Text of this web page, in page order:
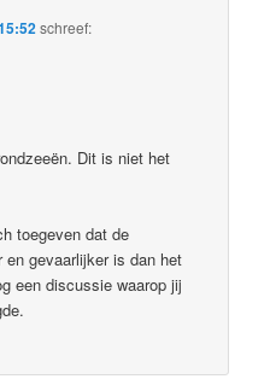
schreef:
Dit is niet het
toegeven dat de
en gevaarlijker is dan het
een discussie waarop jij